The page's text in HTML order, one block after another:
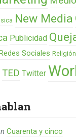
New Media
Publicidad
Sociales Religión
TED Twitter
Cuarenta y cinco